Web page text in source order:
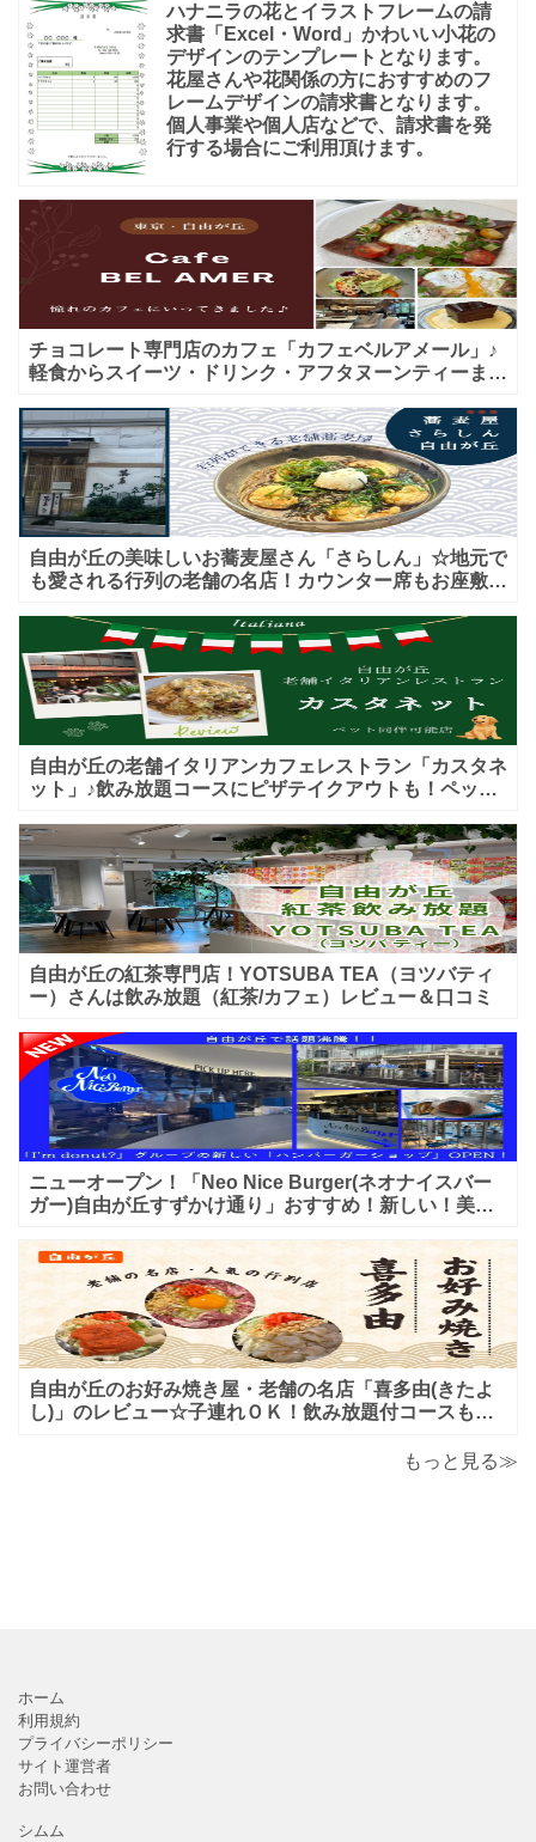
ハナニラの花とイラストフレームの請
求書「Excel・Word」かわいい小花の
デザインのテンプレートとなります。
花屋さんや花関係の方におすすめのフ
レームデザインの請求書となります。
個人事業や個人店などで、請求書を発
行する場合にご利用頂けます。
チョコレート専門店のカフェ「カフェベルアメール」♪
軽食からスイーツ・ドリンク・アフタヌーンティーまで
自由が丘の美味しいお蕎麦屋さん「さらしん」☆地元で
も愛される行列の老舗の名店！カウンター席もお座敷も
自由が丘の老舗イタリアンカフェレストラン「カスタネ
ット」♪飲み放題コースにピザテイクアウトも！ペット
自由が丘の紅茶専門店！YOTSUBA TEA（ヨツバティ
ー）さんは飲み放題（紅茶/カフェ）レビュー＆口コミ
ニューオープン！「Neo Nice Burger(ネオナイスバー
ガー)自由が丘すずかけ通り」おすすめ！新しい！美味
自由が丘のお好み焼き屋・老舗の名店「喜多由(きたよ
し)」のレビュー☆子連れＯＫ！飲み放題付コースも！
もっと見る≫
ホーム
利用規約
プライバシーポリシー
サイト運営者
お問い合わせ
シムム